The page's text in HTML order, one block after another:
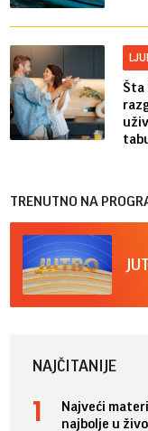
Šta
TRENUTNO NA
NAJČITANIJE
Najveći
najbolje u